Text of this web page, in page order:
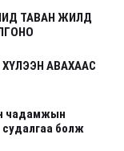
ТАВАН ЖИЛД
АВАХААС
чадамжын
судалгаа болж